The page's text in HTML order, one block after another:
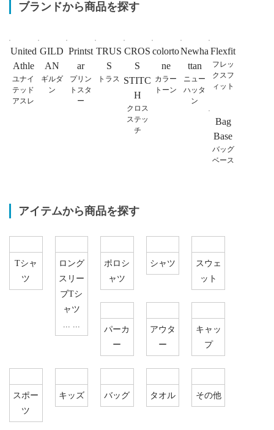
ブランドから商品を探す
United
Athle
ユナイ
テッド
アスレ
GILD
AN
ギルダ
ン
Printst
ar
プリン
トスタ
ー
TRUS
S
トラス
CROS
S
STITC
H
クロス
ステッ
チ
colorto
ne
カラー
トーン
Newha
ttan
ニュー
ハッタ
ン
Flexfit
フレッ
クスフ
ィット
Bag
Base
バッグ
ベース
アイテムから商品を探す
Tシャ
ツ
ロング
スリー
ブTシ
ャツ
... ...
ポロシ
ャツ
シャツ
スウェ
ット
パーカ
ー
アウタ
ー
キャッ
プ
スポー
ツ
キッズ バッグ タオル その他